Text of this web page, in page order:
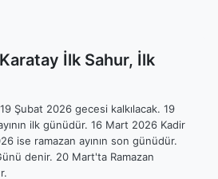
İlk Sahur, İlk
Şubat 2026 gecesi kalkılacak. 19
ilk günüdür. 16 Mart 2026 Kadir
ise ramazan ayının son günüdür.
denir. 20 Mart'ta Ramazan